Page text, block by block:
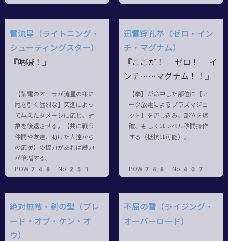
雷流星（ライトニング・
シューティングスター）
『――吶喊！』
【紫電のオーラが流星の様に
尾を引く猛烈な】突進によっ
て与えたダメージに応じ、対
象を後退させる。【共に戦う
仲間や友達、助けた人達から
の応援】の協力があれば威力
が倍増する。
POW748 No.251
迅雷穿孔拳（ゼロ・イン
チ・マグナム）
『ここだ！ ゼロ！ イ
ンチ……マグナム！！』
【拳】が命中した部位に【ア
ーク放電によるプラズマジェ
ット】を流し込み、部位を爆
破、もしくはレベル秒間操作
する（抵抗は可能）。
POW748 No.407
絶対無敵・剣の型（ブレ
ード・オブ・ケン・オ
ウ）
不屈の雷（ライジング・
オーバーロード）